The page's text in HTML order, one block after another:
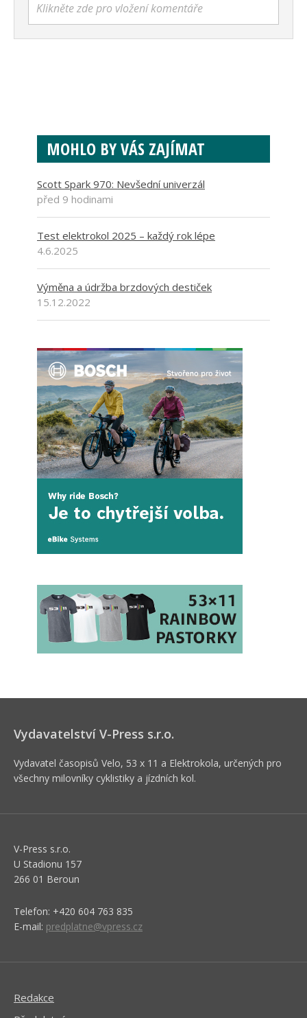
Klikněte zde pro vložení komentáře
MOHLO BY VÁS ZAJÍMAT
Scott Spark 970: Nevšední univerzál
před 9 hodinami
Test elektrokol 2025 – každý rok lépe
4.6.2025
Výměna a údržba brzdových destiček
15.12.2022
Vydavatelství V-Press s.r.o.
Vydavatel časopisů Velo, 53 x 11 a Elektrokola, určených pro
všechny milovníky cyklistiky a jízdních kol.
V-Press s.r.o.
U Stadionu 157
266 01 Beroun
Telefon: +420 604 763 835
E-mail: predplatne@vpress.cz
Redakce